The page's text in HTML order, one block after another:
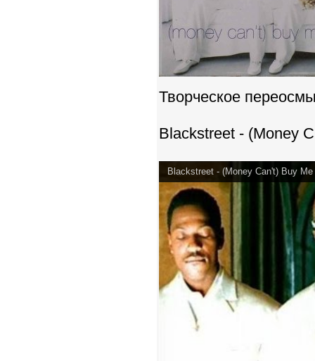
Творческое
Blackstreet - (Money
Blackstreet - (Money Can't) Buy Me